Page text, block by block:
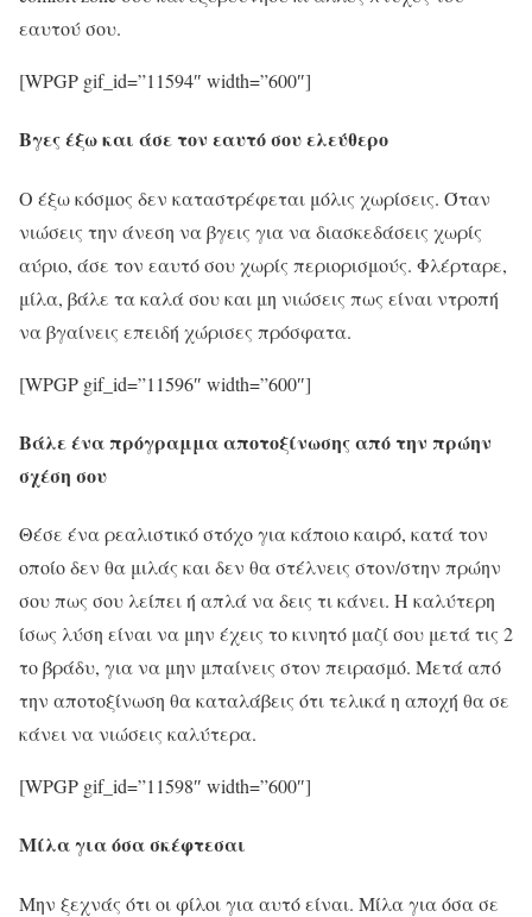
εαυτού σου.
[WPGP gif_id=”11594″ width=”600″]
Βγες έξω και άσε τον εαυτό σου ελεύθερο
Ο έξω κόσμος δεν καταστρέφεται μόλις χωρίσεις. Όταν
νιώσεις την άνεση να βγεις για να διασκεδάσεις χωρίς
αύριο, άσε τον εαυτό σου χωρίς περιορισμούς. Φλέρταρε,
μίλα, βάλε τα καλά σου και μη νιώσεις πως είναι ντροπή
να βγαίνεις επειδή χώρισες πρόσφατα.
[WPGP gif_id=”11596″ width=”600″]
Βάλε ένα πρόγραμμα αποτοξίνωσης από την πρώην
σχέση σου
Θέσε ένα ρεαλιστικό στόχο για κάποιο καιρό, κατά τον
οποίο δεν θα μιλάς και δεν θα στέλνεις στον/στην πρώην
σου πως σου λείπει ή απλά να δεις τι κάνει. Η καλύτερη
ίσως λύση είναι να μην έχεις το κινητό μαζί σου μετά τις 2
το βράδυ, για να μην μπαίνεις στον πειρασμό. Μετά από
την αποτοξίνωση θα καταλάβεις ότι τελικά η αποχή θα σε
κάνει να νιώσεις καλύτερα.
[WPGP gif_id=”11598″ width=”600″]
Μίλα για όσα σκέφτεσαι
Μην ξεχνάς ότι οι φίλοι για αυτό είναι. Μίλα για όσα σε